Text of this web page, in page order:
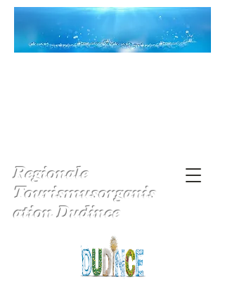
Regionale
Tourismusorganis
ation Dudince